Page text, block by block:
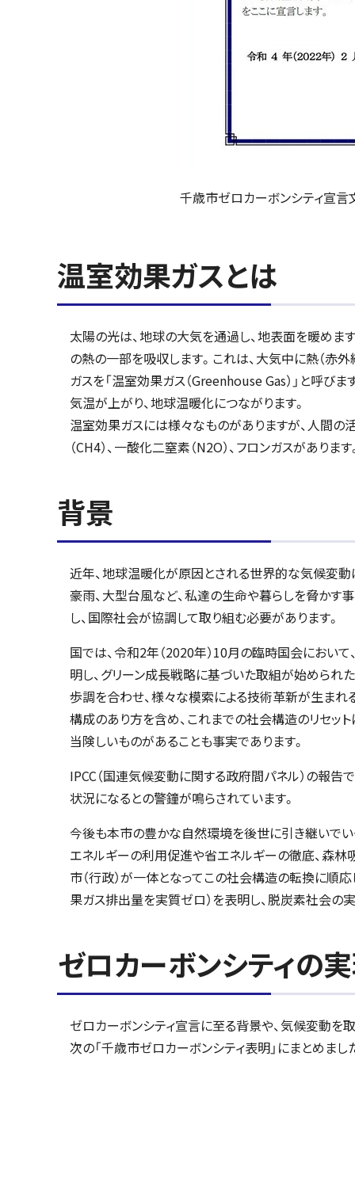
千歳市ゼロカーボンシティ宣言
温室効果ガスとは
太陽の光は、地球の大気を通過し、地表面を暖めま
の熱の一部を吸収します。これは、大気中に熱（赤
ガスを「温室効果ガス（Greenhouse Gas）」と呼び
気温が上がり、地球温暖化につながります。
温室効果ガスには様々なものがありますが、人間の
（CH4）、一酸化二窒素（N2O）、フロンガスがあります
背景
近年、地球温暖化が原因とされる世界的な気候変
豪雨、大型台風など、私達の生命や暮らしを脅か
し、国際社会が協調して取り組む必要があります。
国では、令和2年（2020年）10月の臨時国会におい
明し、グリーン成長戦略に基づいた取組が始められ
歩調を合わせ、様々な模索による技術革新が生まれ
構成のあり方を含め、これまでの社会構造のリセッ
当険しいものがあることも事実であります。
IPCC（国連気候変動に関する政府間パネル）の報
状況になるとの警鐘が鳴らされています。
今後も本市の豊かな自然環境を後世に引き継いで
エネルギーの利用促進や省エネルギーの徹底、森林
市（行政）が一体となってこの社会構造の転換に順
果ガス排出量を実質ゼロ）を表明し、脱炭素社会の
ゼロカーボンシティの
ゼロカーボンシティ宣言に至る背景や、気候変動を
次の「千歳市ゼロカーボンシティ表明」にまとめまし